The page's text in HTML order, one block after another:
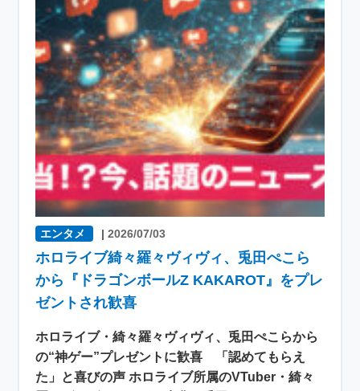
エンタメ |2026/07/03
ホロライブ綺々羅々ヴィヴィ、兎田ぺこら
から『ドラゴンボールZ KAKAROT』をプレ
ゼントされ歓喜
ホロライブ・綺々羅々ヴィヴィ、兎田ぺこらから
の“神ゲー”プレゼントに歓喜 「認めてもらえ
た」と喜びの声 ホロライブ所属のVTuber・綺々